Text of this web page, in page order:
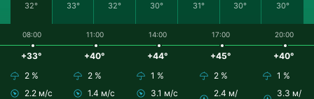
32° 33° 32° 30° 31° 30° 30°
08:00
+33°
2 %
2.2 м/с
11:00
+40°
2 %
1.4 м/с
14:00
+44°
1 %
3.1 м/с
17:00
+45°
2 %
2.4 м/
20:00
+40°
1 %
3.3 м/